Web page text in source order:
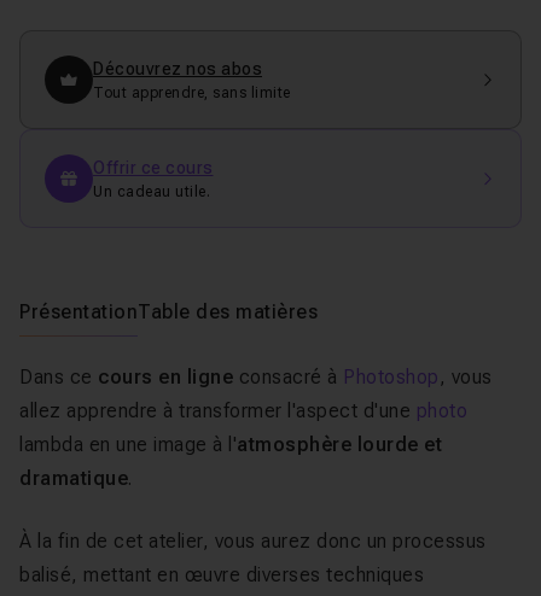
Découvrez nos abos
Tout apprendre, sans limite
Offrir ce cours
Un cadeau utile.
PrésentationTable des matières
Dans ce cours en ligne consacré à Photoshop , vous
allez apprendre à transformer l'aspect d'une photo
lambda en une image à l'atmosphère lourde et
dramatique.
À la fin de cet atelier, vous aurez donc un processus
balisé, mettant en œuvre diverses techniques